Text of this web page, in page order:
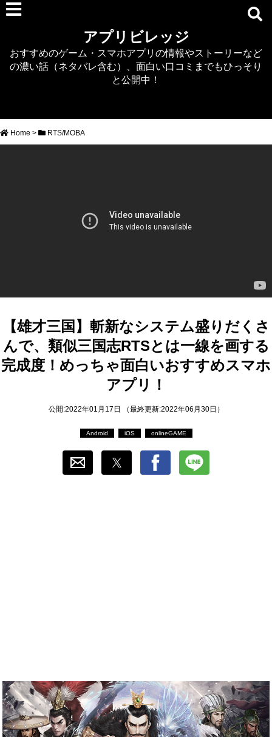
デタリキZ
アナザーエデン
RTS/MOBA
DEAD OR ALIVE XVV
ゲーム自動化
アプリビレッジ
おすすめのゲーム・スマホアプリの情報やストーリーなど
の濃い話（ネタバレ含む）、面白い口コミまでもひっそり
と公開中！
Home > RTS/MOBA
【雄才三国】斬新なシステム盛りだくさ
んで、類似三国志RTSとは一線を画する
完成度！めっちゃ面白いおすすめスマホ
アプリ！
公開:2022年01月17日 （最終更新:2022年06月30日）
Android iOS onlineGAME